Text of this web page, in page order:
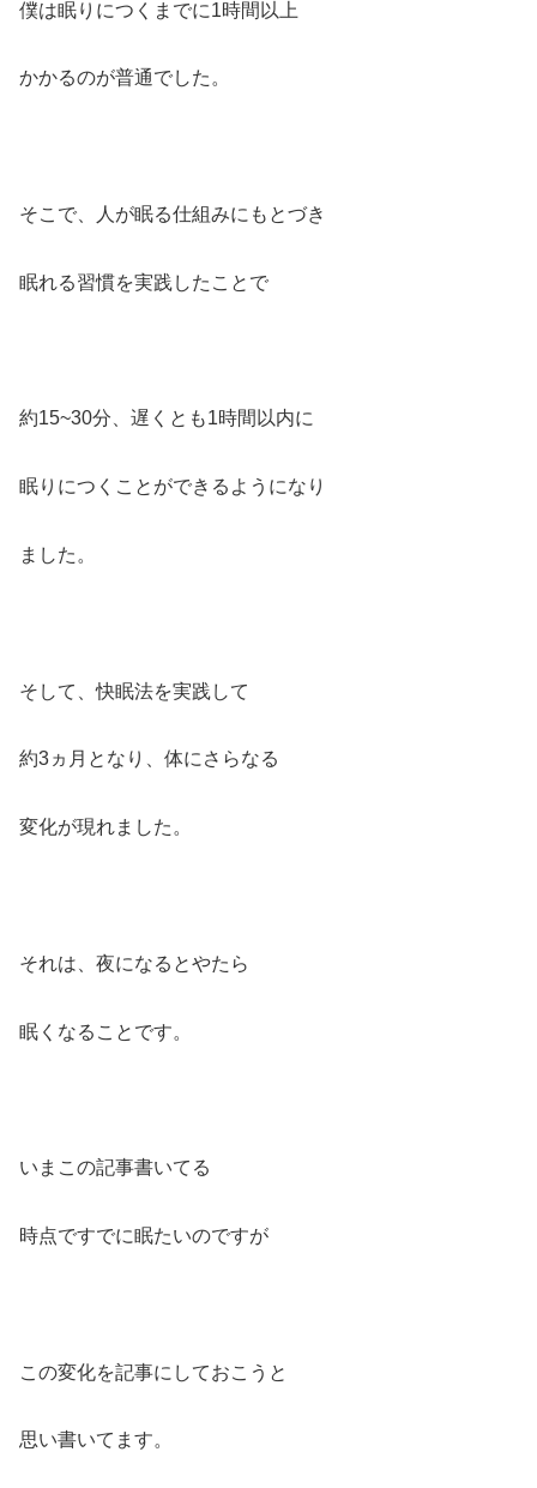
僕は眠りにつくまでに1時間以上
かかるのが普通でした。
そこで、人が眠る仕組みにもとづき
眠れる習慣を実践したことで
約15~30分、遅くとも1時間以内に
眠りにつくことができるようになり
ました。
そして、快眠法を実践して
約3ヵ月となり、体にさらなる
変化が現れました。
それは、夜になるとやたら
眠くなることです。
いまこの記事書いてる
時点ですでに眠たいのですが
この変化を記事にしておこうと
思い書いてます。